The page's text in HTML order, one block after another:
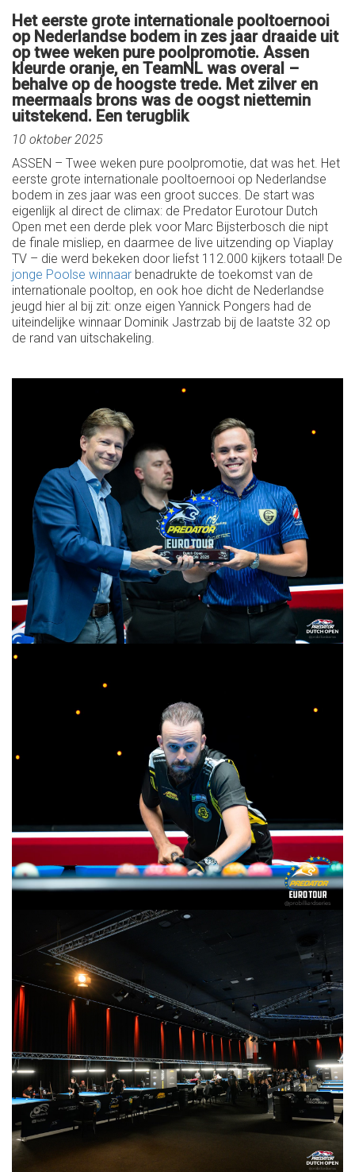
Het eerste grote internationale pooltoernooi
op Nederlandse bodem in zes jaar draaide uit
op twee weken pure poolpromotie. Assen
kleurde oranje, en TeamNL was overal –
behalve op de hoogste trede. Met zilver en
meermaals brons was de oogst niettemin
uitstekend. Een terugblik
10 oktober 2025
ASSEN – Twee weken pure poolpromotie, dat was het. Het
eerste grote internationale pooltoernooi op Nederlandse
bodem in zes jaar was een groot succes. De start was
eigenlijk al direct de climax: de Predator Eurotour Dutch
Open met een derde plek voor Marc Bijsterbosch die nipt
de finale misliep, en daarmee de live uitzending op Viaplay
TV – die werd bekeken door liefst 112.000 kijkers totaal! De
jonge Poolse winnaar benadrukte de toekomst van de
internationale pooltop, en ook hoe dicht de Nederlandse
jeugd hier al bij zit: onze eigen Yannick Pongers had de
uiteindelijke winnaar Dominik Jastrzab bij de laatste 32 op
de rand van uitschakeling.